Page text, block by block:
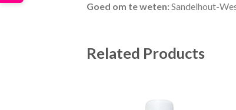
Goed om te weten:Sandelhout-
Related Products